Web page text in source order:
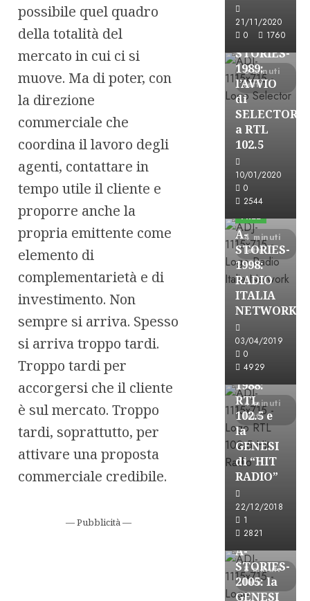
possibile quel quadro
della totalità del
mercato in cui ci si
muove. Ma di poter, con
la direzione
commerciale che
coordina il lavoro degli
agenti, contattare in
tempo utile il cliente e
proporre anche la
propria emittente come
elemento di
complementarietà e di
investimento. Non
sempre si arriva. Spesso
si arriva troppo tardi.
Troppo tardi per
accorgersi che il cliente
è sul mercato. Troppo
tardi, soprattutto, per
attivare una proposta
commerciale credibile.
— Pubblicità —
21/11/2020
0
1760
6 minuti
letti
FREE
A-
STORIES-
1989:
l’AVVIO
di
SELECTOR
a RTL
102.5
10/01/2020
0
2544
4 minuti
letti
A-Stories
Formazione
FREE
A-
STORIES-
1998:
RADIO
ITALIA
NETWORK
03/04/2019
0
4929
4 minuti
letti
A-Stories
FREE
A-
STORIES-
1988:
RTL
102.5 e
la
GENESI
di “HIT
RADIO”
22/12/2018
1
2821
8 minuti
letti
Formazione
FREE
A-
STORIES-
2005: la
GENESI